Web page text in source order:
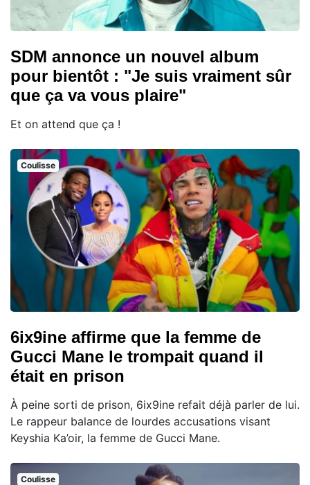
SDM annonce un nouvel album
pour bientôt : "Je suis vraiment sûr
que ça va vous plaire"
Et on attend que ça !
Coulisse
6ix9ine affirme que la femme de
Gucci Mane le trompait quand il
était en prison
À peine sorti de prison, 6ix9ine refait déjà parler de lui.
Le rappeur balance de lourdes accusations visant
Keyshia Ka’oir, la femme de Gucci Mane.
Coulisse